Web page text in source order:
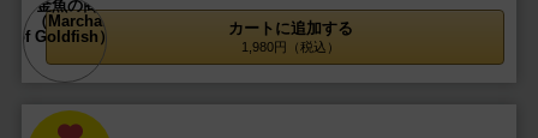
カートに追加する
1,980円（税込）